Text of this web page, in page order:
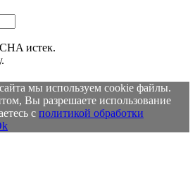
истек.
мы используем cookie файлы.
Вы разрешаете использование
с политикой обработки